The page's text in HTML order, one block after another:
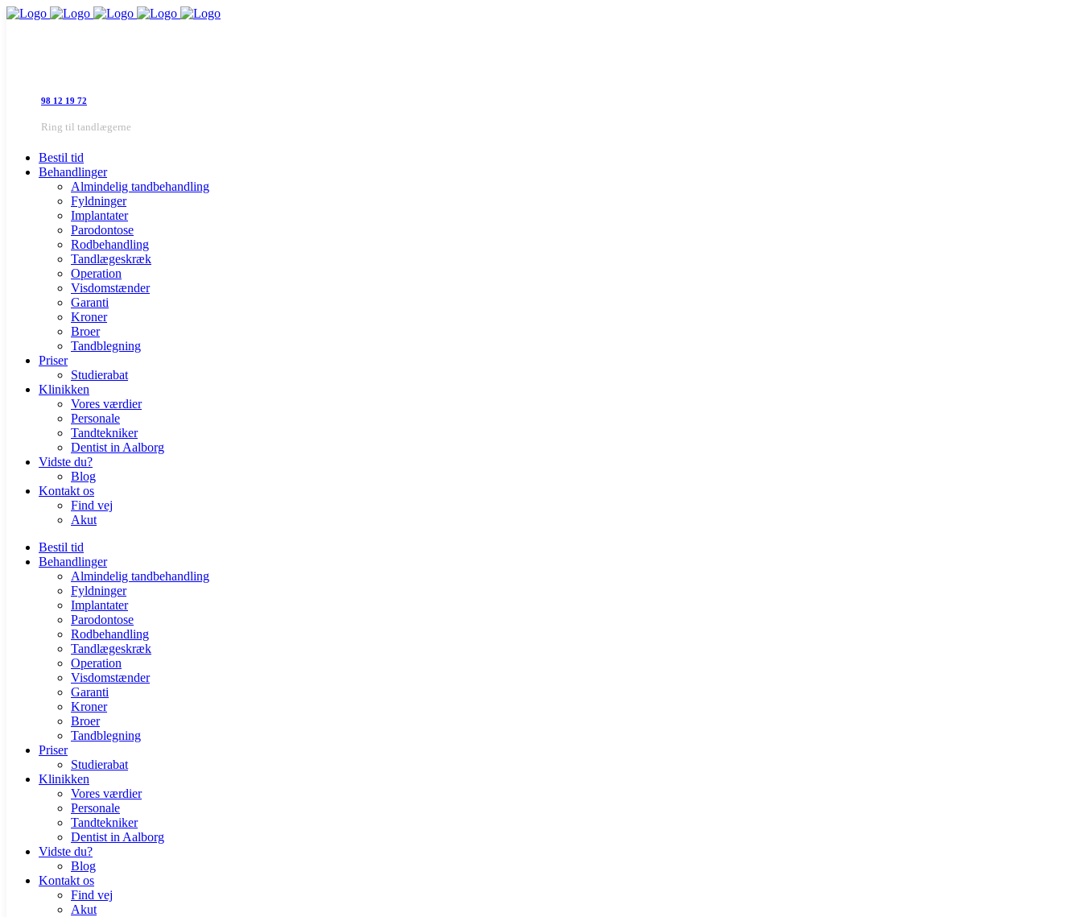
98 12 19 72
Ring til tandlægerne
Bestil tid
Behandlinger
Almindelig tandbehandling
Fyldninger
Implantater
Parodontose
Rodbehandling
Tandlægeskræk
Operation
Visdomstænder
Garanti
Kroner
Broer
Tandblegning
Priser
Studierabat
Klinikken
Vores værdier
Personale
Tandtekniker
Dentist in Aalborg
Vidste du?
Blog
Kontakt os
Find vej
Akut
Bestil tid
Behandlinger
Almindelig tandbehandling
Fyldninger
Implantater
Parodontose
Rodbehandling
Tandlægeskræk
Operation
Visdomstænder
Garanti
Kroner
Broer
Tandblegning
Priser
Studierabat
Klinikken
Vores værdier
Personale
Tandtekniker
Dentist in Aalborg
Vidste du?
Blog
Kontakt os
Find vej
Akut